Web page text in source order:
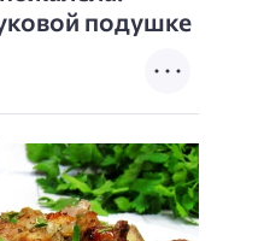
подушке